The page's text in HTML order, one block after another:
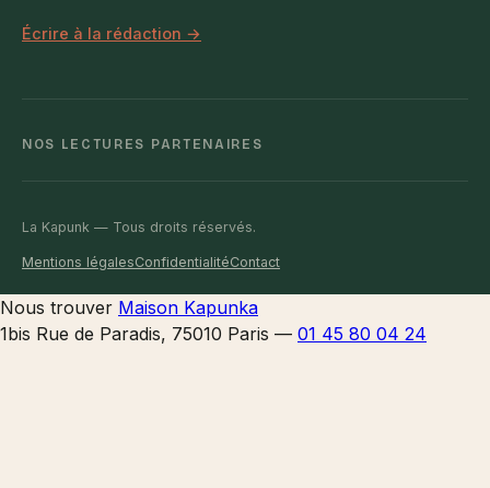
Écrire à la rédaction →
NOS LECTURES PARTENAIRES
La Kapunk — Tous droits réservés.
Mentions légalesConfidentialitéContact
Nous trouver Maison Kapunka
1bis Rue de Paradis, 75010 Paris — 01 45 80 04 24